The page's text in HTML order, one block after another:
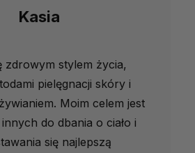
Kasia
zdrowym stylem życia,
pielęgnacji skóry i
Moim celem jest
do dbania o ciało i
się najlepszą